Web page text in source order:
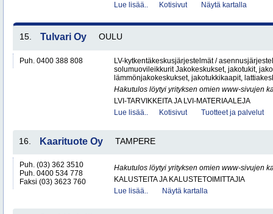
Lue lisää..
Kotisivut Näytä kartalla
15. Tulvari Oy OULU
Puh. 0400 388 808
LV-kytkentäkeskusjärjestelmät /
solumuovileikkurit Jakokeskukset, jakotukit,
lämmönjakokeskukset, jakotukkikaapit,
Hakutulos löytyi yrityksen omien www-sivujen
LVI-TARVIKKEITA JA LVI-MATERIAALEJA
Lue lisää..
Kotisivut Tuotteet ja palvelut
16. Kaarituote Oy TAMPERE
Puh. (03) 362 3510
Puh. 0400 534 778
Faksi (03) 3623 760
Hakutulos löytyi yrityksen omien www-sivujen
KALUSTEITA JA KALUSTETOIMITTAJIA
Lue lisää..
Näytä kartalla